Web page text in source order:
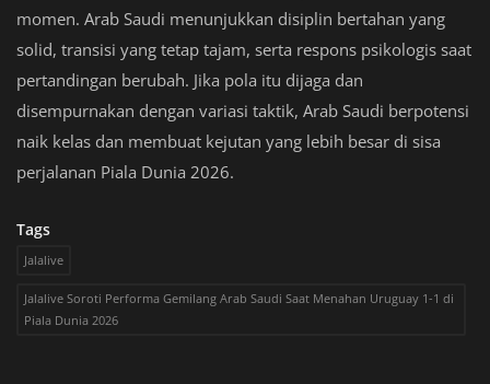
momen. Arab Saudi menunjukkan disiplin bertahan yang
solid, transisi yang tetap tajam, serta respons psikologis saat
pertandingan berubah. Jika pola itu dijaga dan
disempurnakan dengan variasi taktik, Arab Saudi berpotensi
naik kelas dan membuat kejutan yang lebih besar di sisa
perjalanan Piala Dunia 2026.
Tags
Jalalive
Jalalive Soroti Performa Gemilang Arab Saudi Saat Menahan Uruguay 1-1 di
Piala Dunia 2026